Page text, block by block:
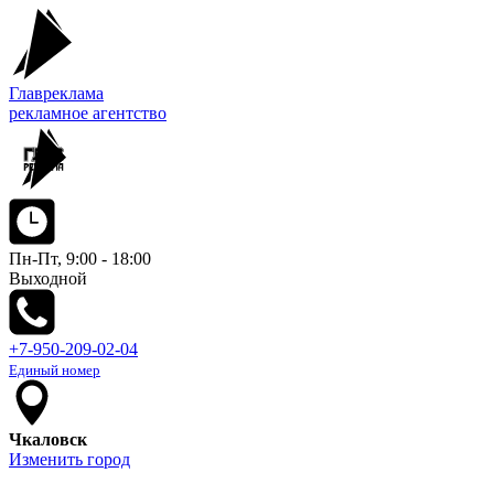
Главреклама
рекламное агентство
Пн-Пт, 9:00 - 18:00
Выходной
+7-950-209-02-04
Единый номер
Чкаловск
Изменить город